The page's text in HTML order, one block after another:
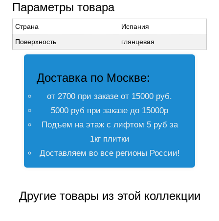
Параметры товара
Страна
Испания
Поверхность
глянцевая
Доставка по Москве:
от 2700 при заказе от 15000 руб.
5000 руб при заказе до 15000р
Подъем на этаж с лифтом 5 руб за
1кг плитки
Доставляем во все регионы России!
Другие товары из этой коллекции